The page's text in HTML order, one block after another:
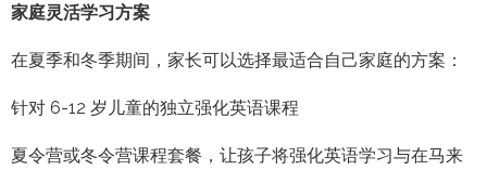
家庭灵活学习方案
在夏季和冬季期间，家长可以选择最适合自己家庭的方案：
针对 6-12 岁儿童的独立强化英语课程
夏令营或冬令营课程套餐，让孩子将强化英语学习与在马来